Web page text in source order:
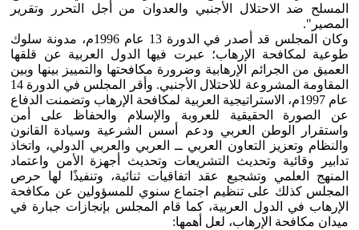
المسلح ضد الاحتلال الأجنبي والعدوان من أجل التحرر وتقرير
المصير".
وكان المجلس قد أصدر في الدورة 13 عام 1996م، مدونة سلوك
طوعية لمكافحة الإرهاب؛ عبرت فيها الدول العربية عن قلقها
العميق من الجرائم الإرهابية وضرورة مكافحتها والتمييز بينها وبين
المقاومة المشروعة للاحتلال الأجنبي. وأقر المجلس في الدورة 14
عام 1997م، الاستراتيجية العربية لمكافحة الإرهاب وتضمنت الدفاع
عن الصورة الحقيقية للعروبة والإسلام والحفاظ على أمن
واستقرار الوطن العربي ودعم أسس الشرعية وسيادة القانون
والنظام وتعزيز التعاون العربي ــ العربي والعربي الدولي، واتخاذ
تدابير وقائية وتحديث التشريعات وتحديث أجهزة الأمن واعتماد
المنهج العلمي وتشجيع عقد اتفاقيات ثنائية، وتنفيذًا لها حرص
المجلس كذلك على تنظيم اجتماع سنوي للمسؤولين عن مكافحة
الإرهاب في الدول العربية، كما قام المجلس بإنجازات جبارة في
ميدان مكافحة الإرهاب، لعل أهمها: